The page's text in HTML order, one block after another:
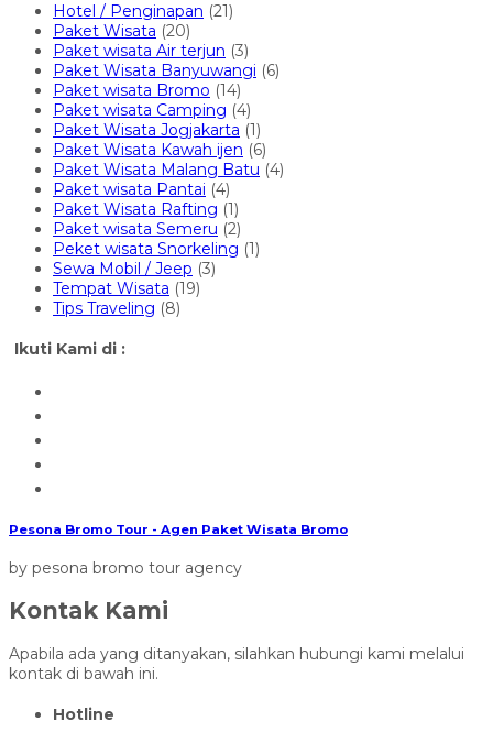
Hotel / Penginapan (21)
Paket Wisata (20)
Paket wisata Air terjun (3)
Paket Wisata Banyuwangi (6)
Paket wisata Bromo (14)
Paket wisata Camping (4)
Paket Wisata Jogjakarta (1)
Paket Wisata Kawah ijen (6)
Paket Wisata Malang Batu (4)
Paket wisata Pantai (4)
Paket Wisata Rafting (1)
Paket wisata Semeru (2)
Peket wisata Snorkeling (1)
Sewa Mobil / Jeep (3)
Tempat Wisata (19)
Tips Traveling (8)
Ikuti Kami di :
Pesona Bromo Tour - Agen Paket Wisata Bromo
by pesona bromo tour agency
Kontak Kami
Apabila ada yang ditanyakan, silahkan hubungi kami melalui
kontak di bawah ini.
Hotline